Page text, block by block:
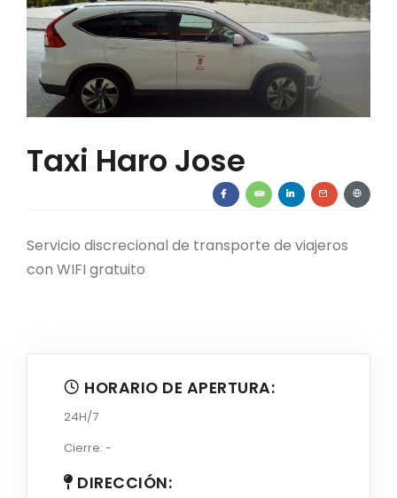
Taxi Haro Jose
Servicio discrecional de transporte de viajeros
con WIFI gratuito
HORARIO DE APERTURA:
24H/7
Cierre: -
DIRECCIÓN: